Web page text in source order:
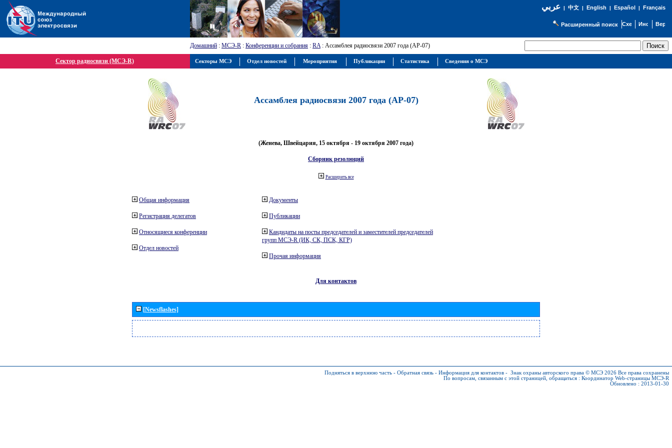
عربي| 中文| English | Español | Français
Расширенный поиск
Домашний : МСЭ-R : Конференции и собрания : RA: Ассамблея радиосвязи 2007 года (АР-07)
Сектор радиосвязи (МСЭ-R)
Ассамблея радиосвязи 2007 года (АР-07)
(Женева, Швейцария, 15 октября - 19 октября 2007 года)
Сборник резолюций
Расширить все
Общая информация
Регистрация делегатов
Относящиеся конференции
Отдел новостей
Документы
Публикации
Кандидаты на посты председателей и заместителей председателей
групп МСЭ-R (ИК, СК, ПСК, КГР)
Прочая информация
Для контактов
[Newsflashes]
Подняться в верхнюю часть - Обратная связь - Информация для контактов - Знак охраны авторского права © МСЭ 2026 Все права сохранены
По вопросам, связанным с этой страницей, обращаться : Координатор Web-страницы МСЭ-R
Обновлено : 2013-01-30
Секторы МСЭ Отдел новостей Мероприятия Публикации Статистика Сведения о МСЭ